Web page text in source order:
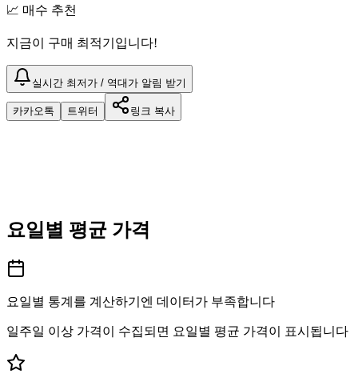
📈 매수 추천
지금이 구매 최적기입니다!
실시간 최저가 / 역대가 알림 받기
카카오톡 트위터 링크 복사
요일별 평균 가격
요일별 통계를 계산하기엔 데이터가 부족합니다
일주일 이상 가격이 수집되면 요일별 평균 가격이 표시됩니다